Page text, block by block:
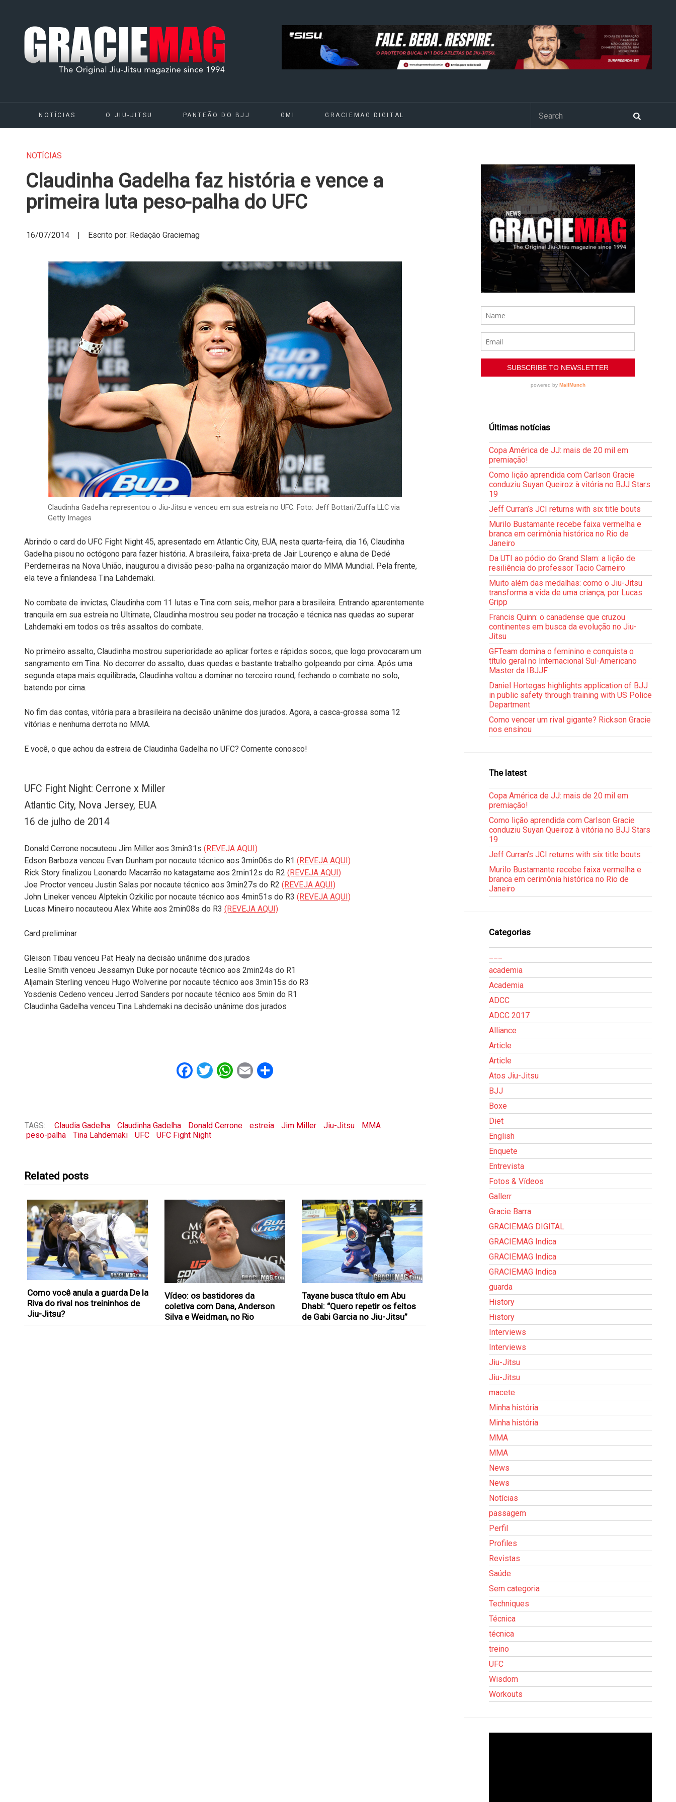
NOTÍCIAS O JIU-JITSU PANTEÃO DO BJJ GMI GRACIEMAG DIGITAL
NOTÍCIAS
Claudinha Gadelha faz história e vence a
primeira luta peso-palha do UFC
16/07/2014 | Escrito por: Redação Graciemag
Claudinha Gadelha representou o Jiu-Jitsu e venceu em sua estreia no UFC. Foto: Jeff Bottari/Zuffa LLC via
Getty Images
Abrindo o card do UFC Fight Night 45, apresentado em Atlantic City, EUA, nesta quarta-feira, dia 16, Claudinha
Gadelha pisou no octógono para fazer história. A brasileira, faixa-preta de Jair Lourenço e aluna de Dedé
Perderneiras na Nova União, inaugurou a divisão peso-palha na organização maior do MMA Mundial. Pela frente,
ela teve a finlandesa Tina Lahdemaki.
No combate de invictas, Claudinha com 11 lutas e Tina com seis, melhor para a brasileira. Entrando aparentemente
tranquila em sua estreia no Ultimate, Claudinha mostrou seu poder na trocação e técnica nas quedas ao superar
Lahdemaki em todos os três assaltos do combate.
No primeiro assalto, Claudinha mostrou superioridade ao aplicar fortes e rápidos socos, que logo provocaram um
sangramento em Tina. No decorrer do assalto, duas quedas e bastante trabalho golpeando por cima. Após uma
segunda etapa mais equilibrada, Claudinha voltou a dominar no terceiro round, fechando o combate no solo,
batendo por cima.
No fim das contas, vitória para a brasileira na decisão unânime dos jurados. Agora, a casca-grossa soma 12
vitórias e nenhuma derrota no MMA.
E você, o que achou da estreia de Claudinha Gadelha no UFC? Comente conosco!
UFC Fight Night: Cerrone x Miller
Atlantic City, Nova Jersey, EUA
16 de julho de 2014
Donald Cerrone nocauteou Jim Miller aos 3min31s (REVEJA AQUI)
Edson Barboza venceu Evan Dunham por nocaute técnico aos 3min06s do R1 (REVEJA AQUI)
Rick Story finalizou Leonardo Macarrão no katagatame aos 2min12s do R2 (REVEJA AQUI)
Joe Proctor venceu Justin Salas por nocaute técnico aos 3min27s do R2 (REVEJA AQUI)
John Lineker venceu Alptekin Ozkilic por nocaute técnico aos 4min51s do R3 (REVEJA AQUI)
Lucas Mineiro nocauteou Alex White aos 2min08s do R3 (REVEJA AQUI)
Card preliminar
Gleison Tibau venceu Pat Healy na decisão unânime dos jurados
Leslie Smith venceu Jessamyn Duke por nocaute técnico aos 2min24s do R1
Aljamain Sterling venceu Hugo Wolverine por nocaute técnico aos 3min15s do R3
Yosdenis Cedeno venceu Jerrod Sanders por nocaute técnico aos 5min do R1
Claudinha Gadelha venceu Tina Lahdemaki na decisão unânime dos jurados
Facebook
Twitter
WhatsApp
Email
TAGS: Claudia Gadelha Claudinha Gadelha Donald Cerrone estreia Jim Miller Jiu-Jitsu
MMA
peso-palha
Tina Lahdemaki UFC UFC Fight Night
Related posts
Como você anula a guarda De la
Riva do rival nos treininhos de
Jiu-Jitsu?
Vídeo: os bastidores da
coletiva com Dana, Anderson
Silva e Weidman, no Rio
Tayane busca título em Abu
Dhabi: “Quero repetir os feitos
de Gabi Garcia no Jiu-Jitsu”
Últimas notícias
Copa América de JJ: mais de 20 mil em
premiação!
Como lição aprendida com Carlson Gracie
conduziu Suyan Queiroz à vitória no BJJ Stars
19
Jeff Curran’s JCI returns with six title bouts
Murilo Bustamante recebe faixa vermelha e
branca em cerimônia histórica no Rio de
Janeiro
Da UTI ao pódio do Grand Slam: a lição de
resiliência do professor Tacio Carneiro
Muito além das medalhas: como o Jiu-Jitsu
transforma a vida de uma criança, por Lucas
Gripp
Francis Quinn: o canadense que cruzou
continentes em busca da evolução no Jiu-
Jitsu
GFTeam domina o feminino e conquista o
título geral no Internacional Sul-Americano
Master da IBJJF
Daniel Hortegas highlights application of BJJ
in public safety through training with US Police
Department
Como vencer um rival gigante? Rickson Gracie
nos ensinou
The latest
Copa América de JJ: mais de 20 mil em
premiação!
Como lição aprendida com Carlson Gracie
conduziu Suyan Queiroz à vitória no BJJ Stars
19
Jeff Curran’s JCI returns with six title bouts
Murilo Bustamante recebe faixa vermelha e
branca em cerimônia histórica no Rio de
Janeiro
Categorias
academia
Academia
ADCC
ADCC 2017
Alliance
Article
Article
Atos Jiu-Jitsu
BJJ
Boxe
Diet
English
Enquete
Entrevista
Fotos & Vídeos
Gallerr
Gracie Barra
GRACIEMAG DIGITAL
GRACIEMAG Indica
GRACIEMAG Indica
GRACIEMAG Indica
guarda
History
History
Interviews
Interviews
Jiu-Jitsu
Jiu-Jitsu
macete
Minha história
Minha história
MMA
MMA
News
News
Notícias
passagem
Perfil
Profiles
Revistas
Saúde
Sem categoria
Techniques
Técnica
técnica
treino
UFC
Wisdom
Workouts